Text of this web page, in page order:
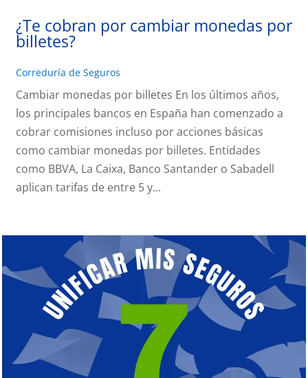
¿Te cobran por cambiar monedas por
billetes?
Correduría de Seguros
Cambiar monedas por billetes En los últimos años,
los principales bancos en España han comenzado a
cobrar comisiones incluso por acciones básicas
como cambiar monedas por billetes. Entidades
como BBVA, La Caixa, Banco Santander o Sabadell
aplican tarifas de entre 5 y...